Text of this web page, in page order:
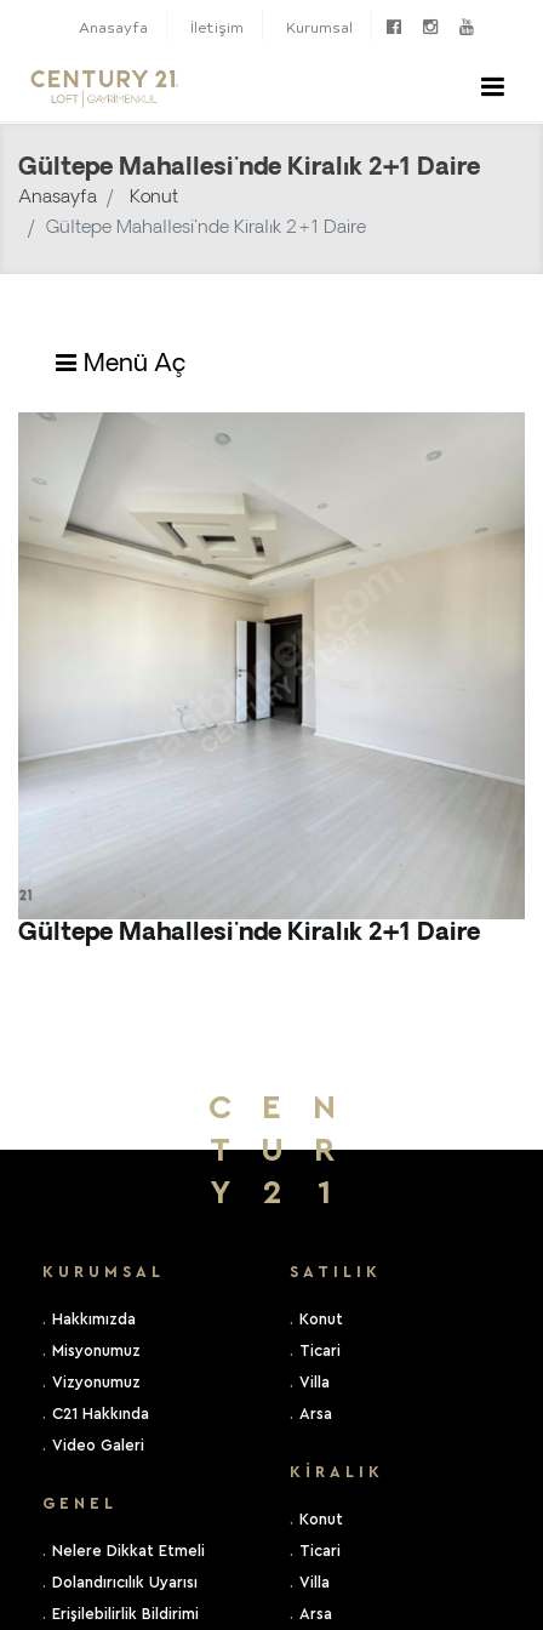
Anasayfa İletişim Kurumsal
Gültepe Mahallesi'nde Kiralık 2+1 Daire
Anasayfa
Konut
Gültepe Mahallesi'nde Kiralık 2+1 Daire
Menü Aç
Gültepe Mahallesi'nde Kiralık 2+1 Daire
C E
N
T
U
R
Y
2 1
KURUMSAL
. Hakkımızda
. Misyonumuz
. Vizyonumuz
. C21 Hakkında
. Video Galeri
GENEL
. Nelere Dikkat Etmeli
. Dolandırıcılık Uyarısı
. Erişilebilirlik Bildirimi
SATILIK
. Konut
. Ticari
. Villa
. Arsa
KIRALIK
. Konut
. Ticari
. Villa
. Arsa